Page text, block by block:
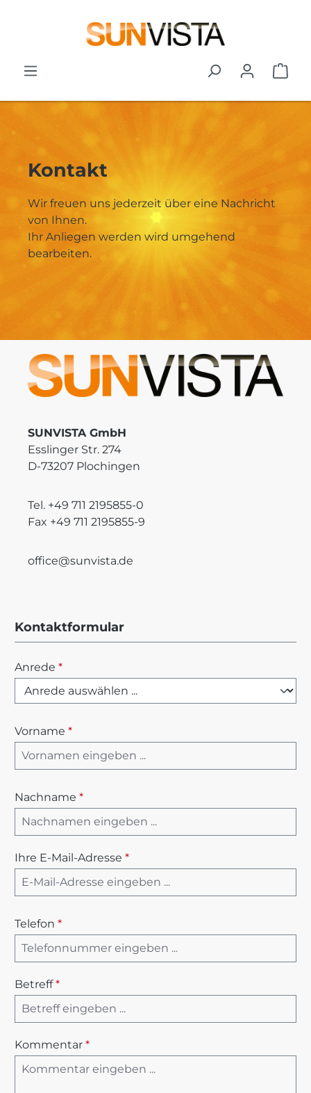
Kontakt
Wir freuen uns jederzeit über eine Nachricht
von Ihnen.
Ihr Anliegen werden wird umgehend
bearbeiten.
SUNVISTA GmbH
Esslinger Str. 274
D-73207 Plochingen
Tel. +49 711 2195855-0
Fax +49 711 2195855-9
office@sunvista.de
Kontaktformular
Anrede *
Vorname *
Nachname *
Ihre E-Mail-Adresse *
Telefon *
Betreff*
Kommentar *